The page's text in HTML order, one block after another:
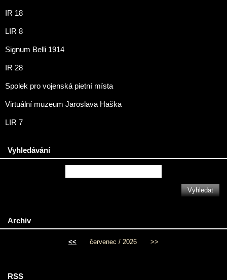
IR 18
LIR 8
Signum Belli 1914
IR 28
Spolek pro vojenská pietní místa
Virtuální muzeum Jaroslava Haška
LIR 7
Vyhledávání
Archiv
<< červenec / 2026 >>
RSS